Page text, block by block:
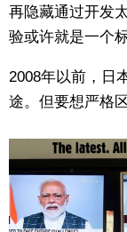
再隐藏通过开发
验或许就是一个标
2008年以前，日
途。但要想严格